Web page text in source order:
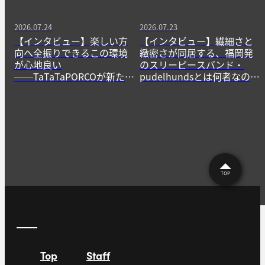
2026.07.24
【インタビュー】楽しい方
向へ全振りできるこの環境
が心地良い
──TaTaTaPORCOが新たに
2026.07.23
【インタビュー】繊細さと
緻密さが同居する、福岡発
のスリーピースバンド・
pudelhundsとは何者なの
TOP
Top
Staff